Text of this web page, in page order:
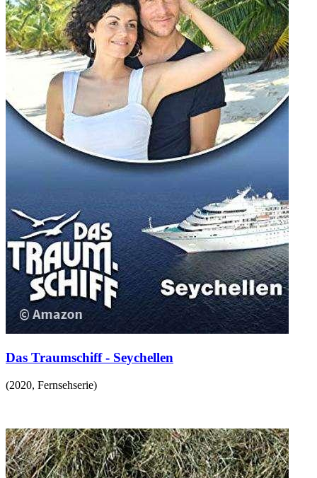
Das Traumschiff - Seychellen
(2020, Fernsehserie)